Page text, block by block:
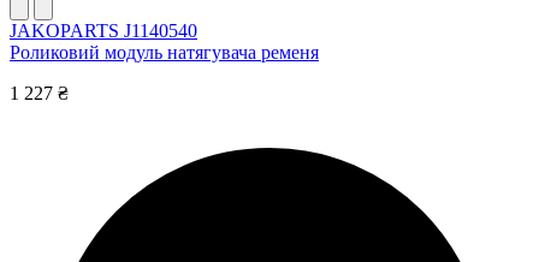
JAKOPARTS J1140540
Роликовий модуль натягувача ременя
1 227 ₴